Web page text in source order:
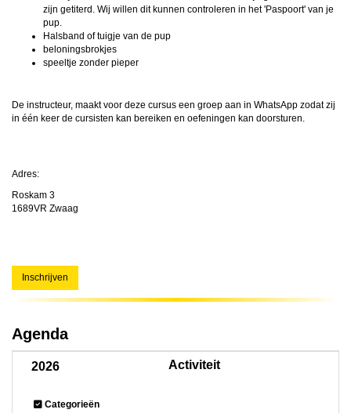
zijn getiterd. Wij willen dit kunnen controleren in het 'Paspoort' van je
pup.
Halsband of tuigje van de pup
beloningsbrokjes
speeltje zonder pieper
De instructeur, maakt voor deze cursus een groep aan in WhatsApp zodat zij
in één keer de cursisten kan bereiken en oefeningen kan doorsturen.
Adres:
Roskam 3
1689VR Zwaag
Inschrijven
Agenda
2026 Activiteit
Categorieën